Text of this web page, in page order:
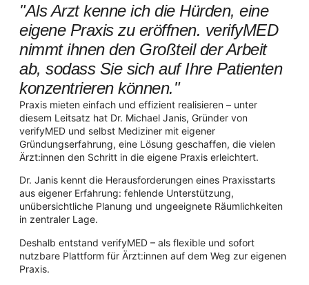
"Als Arzt kenne ich die Hürden, eine
eigene Praxis zu eröffnen. verifyMED
nimmt ihnen den Großteil der Arbeit
ab, sodass Sie sich auf Ihre Patienten
konzentrieren können."
Praxis mieten einfach und effizient realisieren – unter
diesem Leitsatz hat Dr. Michael Janis, Gründer von
verifyMED und selbst Mediziner mit eigener
Gründungserfahrung, eine Lösung geschaffen, die vielen
Ärzt:innen den Schritt in die eigene Praxis erleichtert.
Dr. Janis kennt die Herausforderungen eines Praxisstarts
aus eigener Erfahrung: fehlende Unterstützung,
unübersichtliche Planung und ungeeignete Räumlichkeiten
in zentraler Lage.
Deshalb entstand verifyMED – als flexible und sofort
nutzbare Plattform für Ärzt:innen auf dem Weg zur eigenen
Praxis.